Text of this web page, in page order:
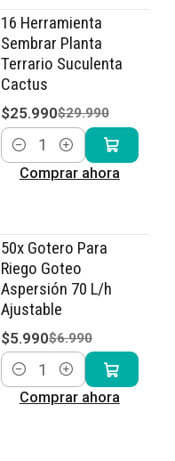
-13% OFF
16 Herramienta
Sembrar Planta
Terrario Suculenta
Cactus
$25.990$29.990
Cantidad
Comprar ahora
-14% OFF
50x Gotero Para
Riego Goteo
Aspersión 70 L/h
Ajustable
$5.990$6.990
Cantidad
Comprar ahora